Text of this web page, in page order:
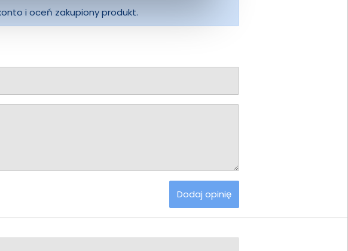
i oceń zakupiony produkt.
Dodaj opinię